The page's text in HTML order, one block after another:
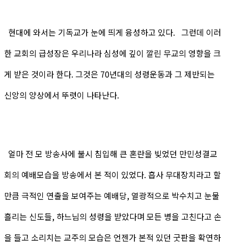
현대에 와서는 기독교가 눈에 띄게 융성하고 있다. 그런데 이러
한 교회의 급성장은 우리나라 심성에 깊이 깔린 무교의 영향을 크
게 받은 것이라 한다. 그것은 70년대의 성령운동과 그 제반되는
신앙의 양상에서 뚜렷이 나타난다.
얼마 전 모 방송사에 불시 침입해 큰 혼란을 빚었던 만민성결교
회의 예배모습을 방송에서 본 적이 있었다. 흡사 무대장치라고 할
만큼 극적인 연출을 보여주는 예배당, 열광적으로 박수치고 눈물
흘리는 신도들, 하느님의 성령을 받았다며 모든 병을 고친다고 손
을 들고 소리치는 교주의 모습은 언젠가 본적 있던 굿판을 확연하